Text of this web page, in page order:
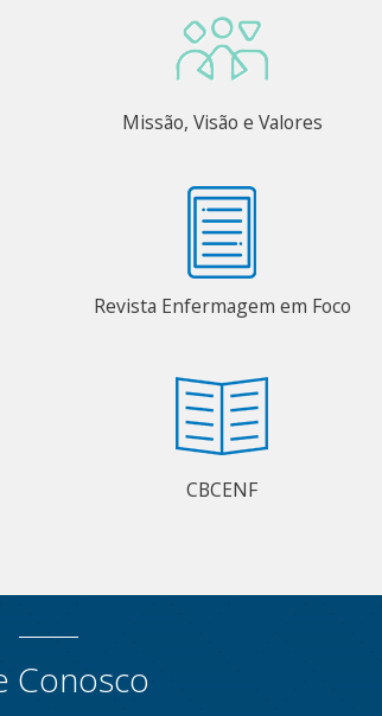
Missão, Visão e Valores
Revista Enfermagem em Foco
CBCENF
Conosco